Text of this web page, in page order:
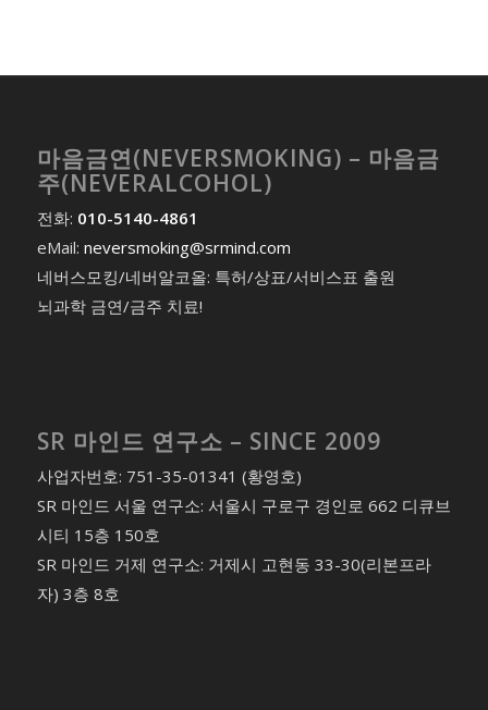
마음금연(NEVERSMOKING) – 마음금
주(NEVERALCOHOL)
전화: 010-5140-4861
eMail: neversmoking@srmind.com
네버스모킹/네버알코올: 특허/상표/서비스표 출원
뇌과학 금연/금주 치료!
SR 마인드 연구소 – SINCE 2009
사업자번호: 751-35-01341 (황영호)
SR 마인드 서울 연구소: 서울시 구로구 경인로 662 디큐브
시티 15층 150호
SR 마인드 거제 연구소: 거제시 고현동 33-30(리본프라
자) 3층 8호